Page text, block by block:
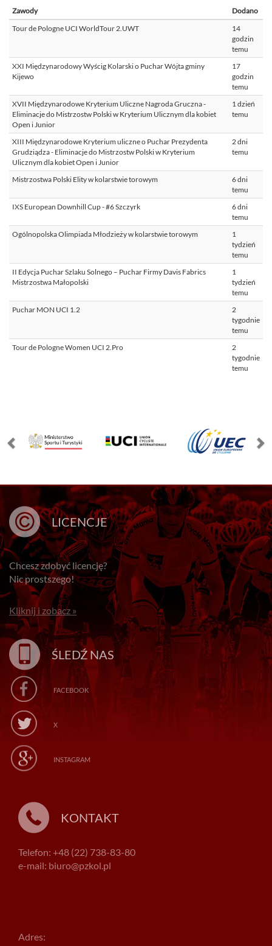
Zawody
Dodano
Tour de Pologne UCI WorldTour 2.UWT
14
godzin
temu
XXI Międzynarodowy Wyścig Kolarski o Puchar Wójta gminy
Kijewo
17
godzin
temu
XVII Międzynarodowe Kryterium Uliczne Nagroda Gruczna -
Eliminacje do Mistrzostw Polski w Kryterium Ulicznym dla kobiet
Open i Junior
1 dzień
temu
XIII Międzynarodowe Kryterium uliczne o Puchar Prezydenta
Grudziądza - Eliminacje do Mistrzostw Polski w Kryterium
Ulicznym dla kobiet Open i Junior
2 dni
temu
Mistrzostwa Polski Elity w kolarstwie torowym
6 dni
temu
IXS European Downhill Cup - #6 Szczyrk
6 dni
temu
Ogólnopolska Olimpiada Młodzieży w kolarstwie torowym
1
tydzień
temu
II Edycja Puchar Szlaku Solnego – Puchar Firmy Davis Fabrics
Mistrzostwa Małopolski
1
tydzień
temu
Puchar MON UCI 1.2
2
tygodnie
temu
Tour de Pologne Women UCI 2.Pro
2
tygodnie
temu
LICENCJE
Chcesz zdobyć licencję?
Nic prostszego!
Kliknij i zobacz »
ŚLEDŹ NAS
FACEBOOK
X
INSTAGRAM
KONTAKT
Telefon: +48 (22) 738-83-80
e-mail: biuro@pzkol.pl
Adres: